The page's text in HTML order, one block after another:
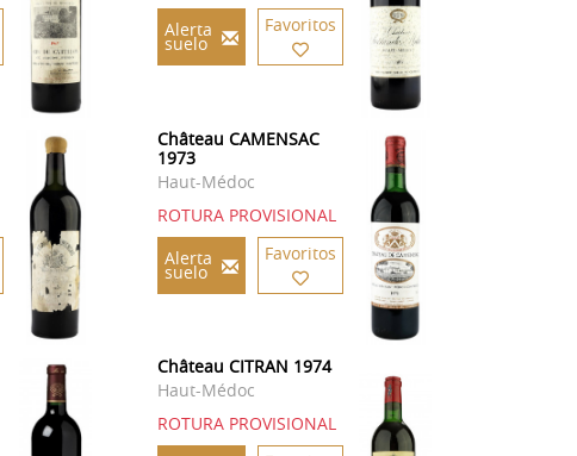
Alerta
suelo
Favoritos
Château CAMENSAC
1973
Haut-Médoc
ROTURA PROVISIONAL
Alerta
suelo
Favoritos
Château CITRAN 1974
Haut-Médoc
ROTURA PROVISIONAL